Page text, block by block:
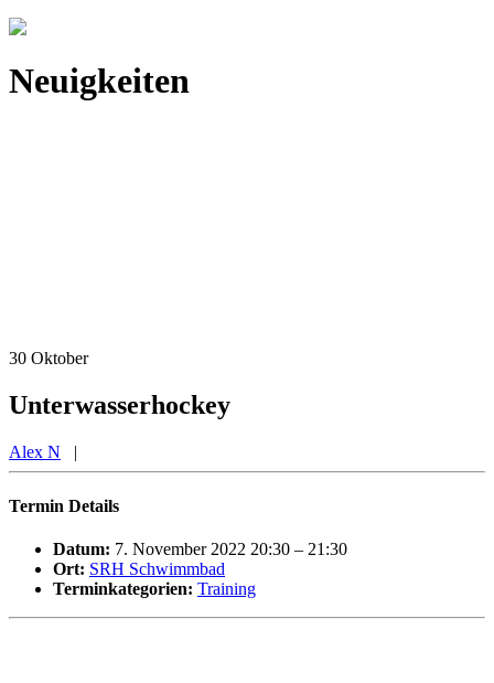
Neuigkeiten
30 Oktober
Unterwasserhockey
Alex N |
Termin Details
Datum: 7. November 2022 20:30 – 21:30
Ort: SRH Schwimmbad
Terminkategorien: Training